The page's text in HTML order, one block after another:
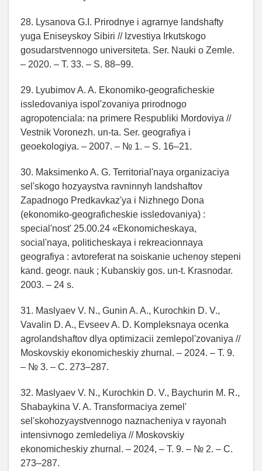
28. Lysanova G.I. Prirodnye i agrarnye landshafty
yuga Eniseyskoy Sibiri // Izvestiya Irkutskogo
gosudarstvennogo universiteta. Ser. Nauki o Zemle.
– 2020. – T. 33. – S. 88–99.
29. Lyubimov A. A. Ekonomiko-geograficheskie
issledovaniya ispol'zovaniya prirodnogo
agropotenciala: na primere Respubliki Mordoviya //
Vestnik Voronezh. un-ta. Ser. geografiya i
geoekologiya. – 2007. – № 1. – S. 16–21.
30. Maksimenko A. G. Territorial'naya organizaciya
sel'skogo hozyaystva ravninnyh landshaftov
Zapadnogo Predkavkaz'ya i Nizhnego Dona
(ekonomiko-geograficheskie issledovaniya) :
special'nost' 25.00.24 «Ekonomicheskaya,
social'naya, politicheskaya i rekreacionnaya
geografiya : avtoreferat na soiskanie uchenoy stepeni
kand. geogr. nauk ; Kubanskiy gos. un-t. Krasnodar.
2003. – 24 s.
31. Maslyaev V. N., Gunin A. A., Kurochkin D. V.,
Vavalin D. A., Evseev A. D. Kompleksnaya ocenka
agrolandshaftov dlya optimizacii zemlepol'zovaniya //
Moskovskiy ekonomicheskiy zhurnal. – 2024. – T. 9.
– № 3. – C. 273–287.
32. Maslyaev V. N., Kurochkin D. V., Baychurin M. R.,
Shabaykina V. A. Transformaciya zemel'
sel'skohozyaystvennogo naznacheniya v rayonah
intensivnogo zemledeliya // Moskovskiy
ekonomicheskiy zhurnal. – 2024, – T. 9. – № 2. – C.
273–287.